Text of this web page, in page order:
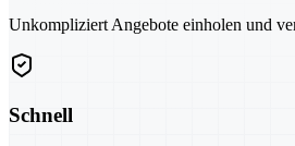
Unkompliziert Angebote einholen und
Schnell